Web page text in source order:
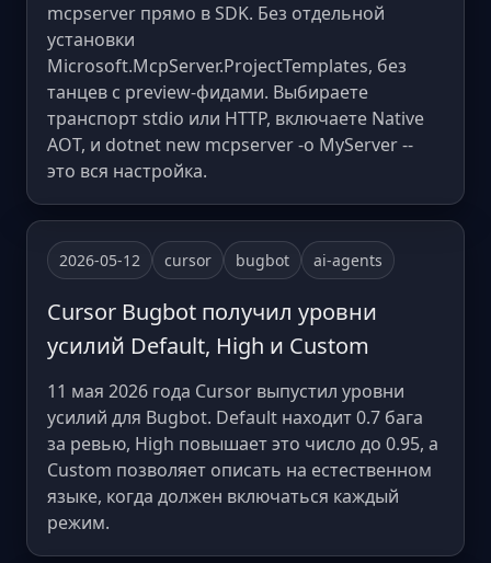
mcpserver прямо в SDK. Без отдельной
установки
Microsoft.McpServer.ProjectTemplates, без
танцев с preview-фидами. Выбираете
транспорт stdio или HTTP, включаете Native
AOT, и dotnet new mcpserver -o MyServer --
это вся настройка.
2026-05-12 cursor bugbot ai-agents
Cursor Bugbot получил уровни
усилий Default, High и Custom
11 мая 2026 года Cursor выпустил уровни
усилий для Bugbot. Default находит 0.7 бага
за ревью, High повышает это число до 0.95, а
Custom позволяет описать на естественном
языке, когда должен включаться каждый
режим.